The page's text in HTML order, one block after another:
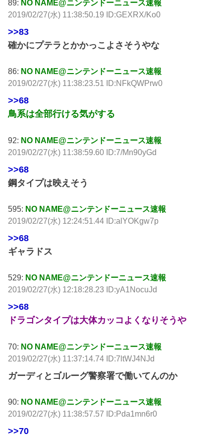
89: NO NAME@ニンテンドーニュース速報
2019/02/27(水) 11:38:50.19 ID:GEXRX/Ko0
>>83
確かにプテラとかかっこよさそうやな
86: NO NAME@ニンテンドーニュース速報
2019/02/27(水) 11:38:23.51 ID:NFkQWPrw0
>>68
鳥系は全部行ける気がする
92: NO NAME@ニンテンドーニュース速報
2019/02/27(水) 11:38:59.60 ID:7/Mn90yGd
>>68
鋼タイプは映えそう
595: NO NAME@ニンテンドーニュース速報
2019/02/27(水) 12:24:51.44 ID:alYOKgw7p
>>68
ギャラドス
529: NO NAME@ニンテンドーニュース速報
2019/02/27(水) 12:18:28.23 ID:yA1NocuJd
>>68
ドラゴンタイプは大体カッコよくなりそうや
70: NO NAME@ニンテンドーニュース速報
2019/02/27(水) 11:37:14.74 ID:7ltWJ4NJd
ガーディとゴルーグ警察署で働いてんのか
90: NO NAME@ニンテンドーニュース速報
2019/02/27(水) 11:38:57.57 ID:Pda1mn6r0
>>70